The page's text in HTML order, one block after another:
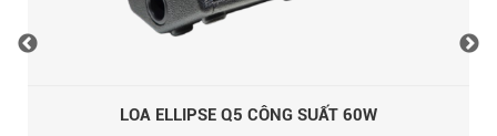
LOA ELLIPSE Q5 CÔNG SUẤT 60W